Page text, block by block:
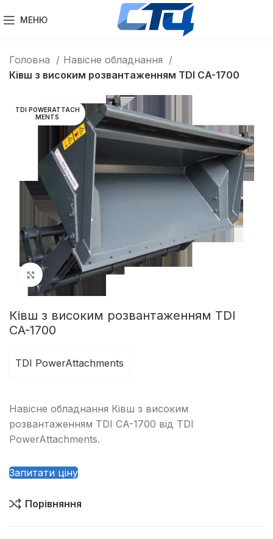
МЕНЮ
Головна
Навісне обладнання
Ківш з високим розвантаженням TDI CA-1700
TDI POWERATTACH
MENTS
Клацніть, щоб збільшити
Ківш з високим розвантаженням TDI
CA-1700
TDI PowerAttachments
Навісне обладнання Ківш з високим
розвантаженням TDI CA-1700 від TDI
PowerAttachments.
Запитати ціну
Порівняння